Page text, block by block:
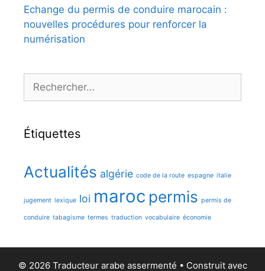
Echange du permis de conduire marocain :
nouvelles procédures pour renforcer la
numérisation
Étiquettes
Actualités algérie code de la route espagne italie
jugement lexique loi maroc permis permis de
conduire tabagisme termes traduction vocabulaire économie
© 2026 Traducteur arabe assermenté • Construit avec